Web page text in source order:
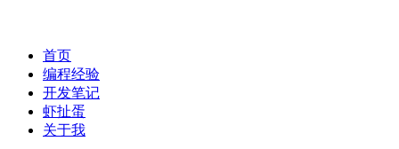
首页
编程经验
开发笔记
虾扯蛋
关于我